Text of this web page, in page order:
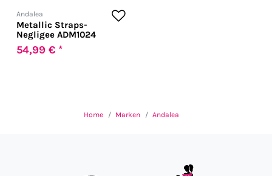
Andalea
Metallic Straps-
Negligee ADM1024
54,99 € *
Home Marken Andalea